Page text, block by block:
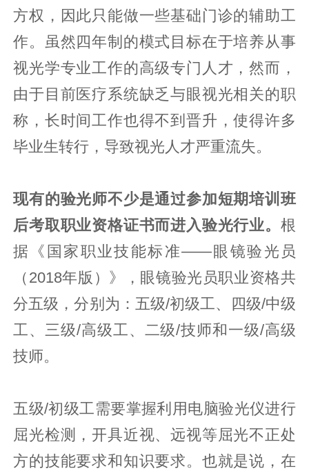
方权，因此只能做一些基础门诊的辅助工
作。虽然四年制的模式目标在于培养从事
视光学专业工作的高级专门人才，然而，
由于目前医疗系统缺乏与眼视光相关的职
称，长时间工作也得不到晋升，使得许多
毕业生转行，导致视光人才严重流失。
现有的验光师不少是通过参加短期培训班
后考取职业资格证书而进入验光行业。 根
据《国家职业技能标准——眼镜验光员
（2018年版）》，眼镜验光员职业资格共
分五级，分别为：五级/初级工、四级/中级
工、三级/高级工、二级/技师和一级/高级
技师。
五级/初级工需要掌握利用电脑验光仪进行
屈光检测，开具近视、远视等屈光不正处
方的技能要求和知识要求。也就是说，在